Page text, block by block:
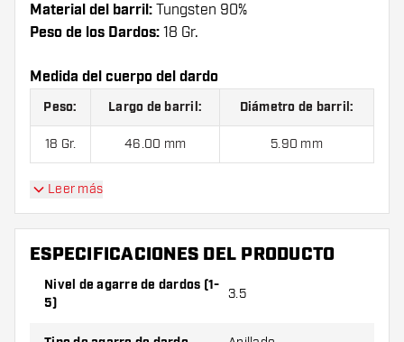
Material del barril: Tungsten 90%
Peso de los Dardos: 18 Gr.
Medida del cuerpo del dardo
Peso: Largo de barril: Diámetro de barril:
18 Gr. 46.00 mm 5.90 mm
Dardos Bull's Dot D1 90% Punta de Plástico
contiene:1 juego de dardos(3 cuerpos), 1 juego de
cañas (3 cañas) y 1 juego de plumas (3 plumas).
Leer más
ESPECIFICACIONES DEL PRODUCTO
Nivel de agarre de dardos (1-
5)
3.5